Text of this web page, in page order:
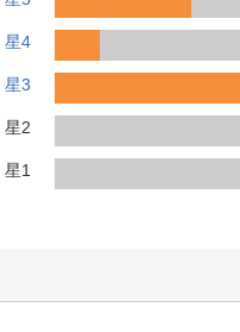
法人窓口
IR情報
星4
星3
星2
星1